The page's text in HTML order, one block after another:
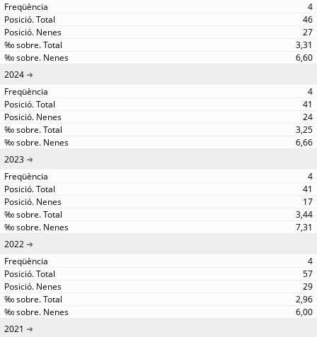
4
46
27
3,31
6,60
2024
4
41
24
3,25
6,66
2023
4
41
17
3,44
7,31
2022
4
57
29
2,96
6,00
2021